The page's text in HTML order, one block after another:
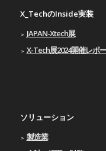
X_TechのInside実装
JAPAN-Xtech展
X-Tech展2024開催レポ
ソリューション
製造業